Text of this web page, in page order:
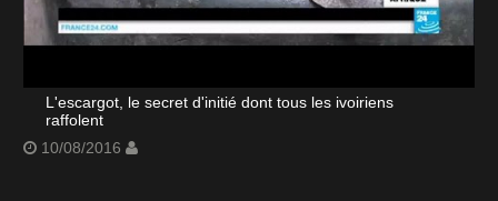
L'escargot, le secret d'initié dont tous les ivoiriens
raffolent
10/08/2016